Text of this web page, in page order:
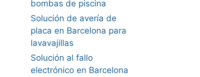
bombas de piscina
Solución de avería de
placa en Barcelona para
lavavajillas
Solución al fallo
electrónico en Barcelona